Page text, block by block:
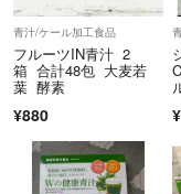
青汁/ケール加工食品
フルーツIN青汁 2
箱 合計48包 大麦若
葉 酵素
¥880